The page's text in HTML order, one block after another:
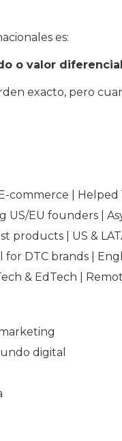
es:
o valor diferencial
exacto, pero
commerce |
US/EU founders |
products | US &
DTC brands |
& EdTech |
digital